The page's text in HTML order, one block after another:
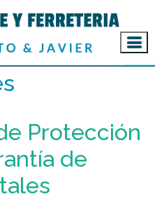
Protección
de